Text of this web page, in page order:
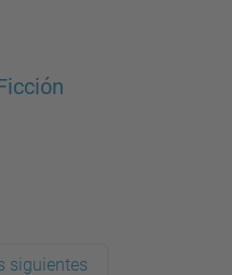
siguientes